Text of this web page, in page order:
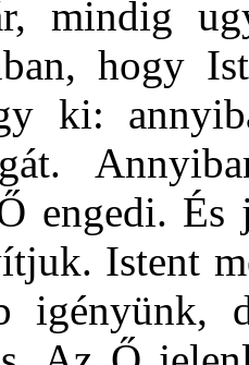
mindig
hogy
ki:
engedi.
Istent
igényünk,